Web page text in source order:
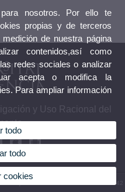
y Uso Racional del
Burjassot. Valencia. Teléfono 96 3544542
nosotros. Por ello te
propias y de terceros
de nuestra página
contenidos,así como
redes sociales o analizar
acepta o modifica la
Para ampliar información
todo
todo
cookies